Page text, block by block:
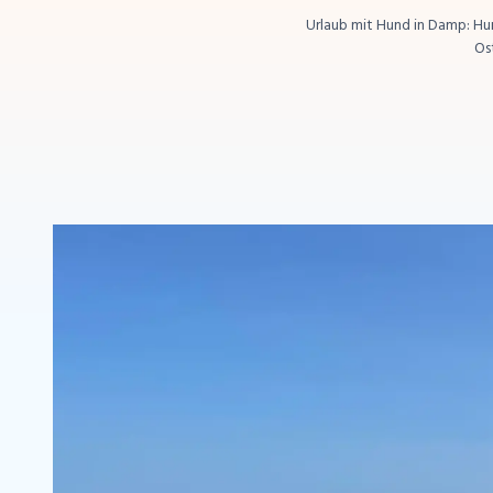
Urlaub mit Hund in Damp: